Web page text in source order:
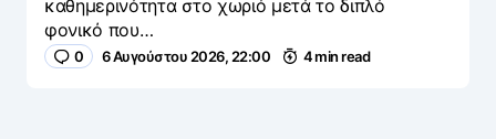
καθημερινότητα στο χωριό μετά το διπλό
φονικό που…
0 6 Αυγούστου 2026, 22:00 4 min read